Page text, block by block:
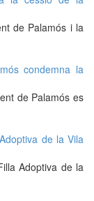
de Palamós i la
condemna la
de Palamós es
de la Vila
Adoptiva de la